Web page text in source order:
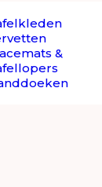
&
find what